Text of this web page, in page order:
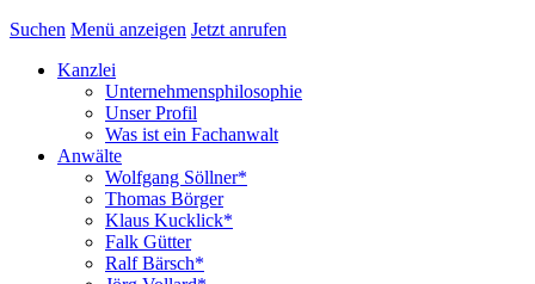
Suchen Menü anzeigen Jetzt anrufen
Kanzlei
Unternehmensphilosophie
Unser Profil
Was ist ein Fachanwalt
Anwälte
Wolfgang Söllner*
Thomas Börger
Klaus Kucklick*
Falk Gütter
Ralf Bärsch*